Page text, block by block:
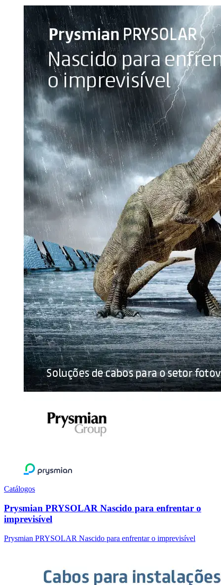
Catálogos
Prysmian PRYSOLAR Nascido para enfrentar o
imprevisível
Prysmian PRYSOLAR Nascido para enfrentar o imprevisível